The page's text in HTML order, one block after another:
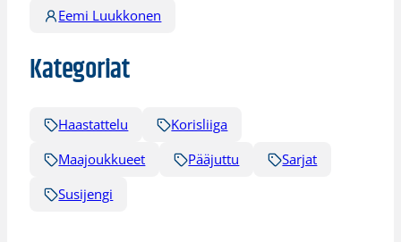
Eemi Luukkonen
Kategoriat
Haastattelu
Korisliiga
Maajoukkueet
Pääjuttu
Sarjat
Susijengi